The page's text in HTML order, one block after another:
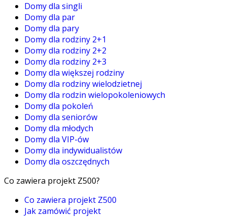
Domy dla singli
Domy dla par
Domy dla pary
Domy dla rodziny 2+1
Domy dla rodziny 2+2
Domy dla rodziny 2+3
Domy dla większej rodziny
Domy dla rodziny wielodzietnej
Domy dla rodzin wielopokoleniowych
Domy dla pokoleń
Domy dla seniorów
Domy dla młodych
Domy dla VIP-ów
Domy dla indywidualistów
Domy dla oszczędnych
Co zawiera projekt Z500?
Co zawiera projekt Z500
Jak zamówić projekt